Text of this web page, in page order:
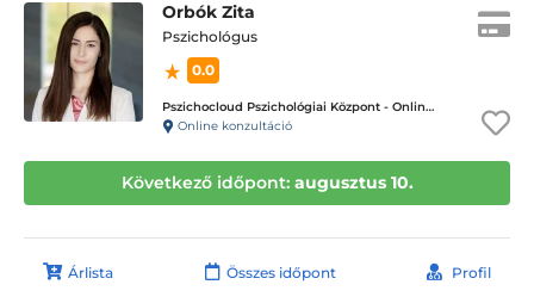
Orbók Zita
Pszichológus
0.0
Pszichocloud Pszichológiai Központ - Online ügyfélfogadás
Online konzultáció
Következő időpont: augusztus 10.
Árlista Összes időpont Profil